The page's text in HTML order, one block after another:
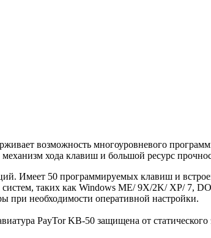
возможность многоуровневого
хода клавиш и большой ресурс
Имеет 50 программируемых клавиш и
таких как Windows ME/ 9X/2K/ XP/ 7,
при необходимости оперативной настройки.
PayTor KB-50 защищена от